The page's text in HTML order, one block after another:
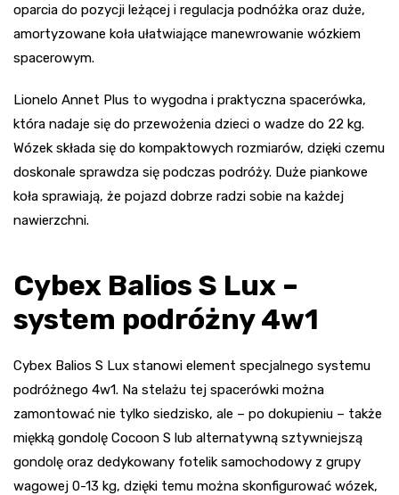
oparcia do pozycji leżącej i regulacja podnóżka oraz duże,
amortyzowane koła ułatwiające manewrowanie wózkiem
spacerowym.
Lionelo Annet Plus to wygodna i praktyczna spacerówka,
która nadaje się do przewożenia dzieci o wadze do 22 kg.
Wózek składa się do kompaktowych rozmiarów, dzięki czemu
doskonale sprawdza się podczas podróży. Duże piankowe
koła sprawiają, że pojazd dobrze radzi sobie na każdej
nawierzchni.
Cybex Balios S Lux –
system podróżny 4w1
Cybex Balios S Lux stanowi element specjalnego systemu
podróżnego 4w1. Na stelażu tej spacerówki można
zamontować nie tylko siedzisko, ale – po dokupieniu – także
miękką gondolę Cocoon S lub alternatywną sztywniejszą
gondolę oraz dedykowany fotelik samochodowy z grupy
wagowej 0-13 kg, dzięki temu można skonfigurować wózek,